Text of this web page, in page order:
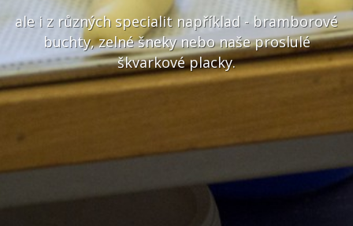
ale i z různých specialit například - bramborové
buchty, zelné šneky nebo naše proslulé
škvarkové placky.